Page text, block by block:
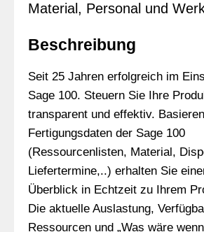
Material, Personal und
Beschreibung
Seit 25 Jahren erfolgreich im
Sage 100. Steuern Sie Ihre
transparent und effektiv.
Fertigungsdaten der Sage 100
(Ressourcenlisten, Material,
Liefertermine,..) erhalten Sie
Überblick in Echtzeit zu Ihrem
Die aktuelle Auslastung,
Ressourcen und „Was wäre